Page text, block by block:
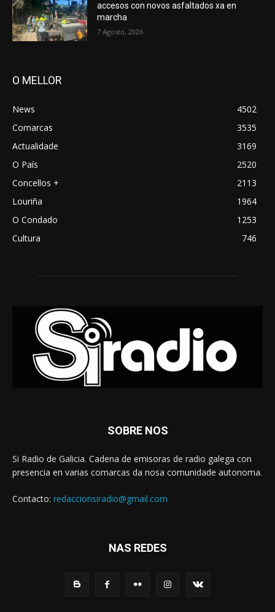
accesos con novos asfaltados xa en
marcha
7 Agosto, 2026
O MELLOR
News
4502
Comarcas
3535
Actualidade
3169
O País
2520
Concellos +
2113
Louriña
1964
O Condado
1253
Cultura
746
SOBRE NOS
Si Radio de Galicia. Cadena de emisoras de radio galega con
presencia en varias comarcas da nosa comunidade autonoma.
Contacto: redaccionsiradio@gmail.com
NAS REDES